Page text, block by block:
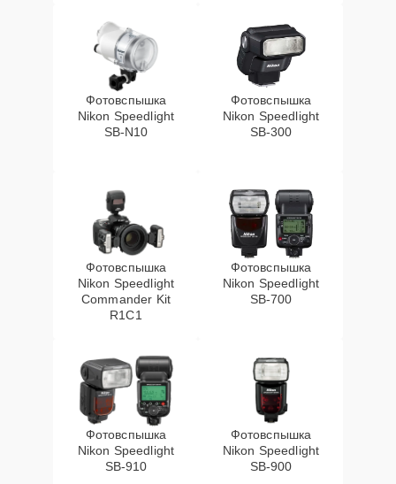
Фотовспышка
Nikon Speedlight
SB-N10
Фотовспышка
Nikon Speedlight
SB-300
Фотовспышка
Nikon Speedlight
Commander Kit
R1C1
Фотовспышка
Nikon Speedlight
SB-700
Фотовспышка
Nikon Speedlight
SB-910
Фотовспышка
Nikon Speedlight
SB-900